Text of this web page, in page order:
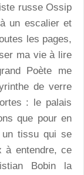
russe Ossip
un escalier et
les pages,
ma vie à lire
Poète me
de verre
: le palais
que pour en
un tissu qui se
à entendre, ce
Bobin la